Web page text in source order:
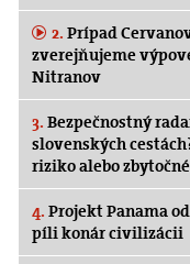
2. Prípad
zverejňujeme
Nitranov
3. Bezpečnostný
slovenských
riziko alebo
4. Projekt Panama
píli konár civilizácii